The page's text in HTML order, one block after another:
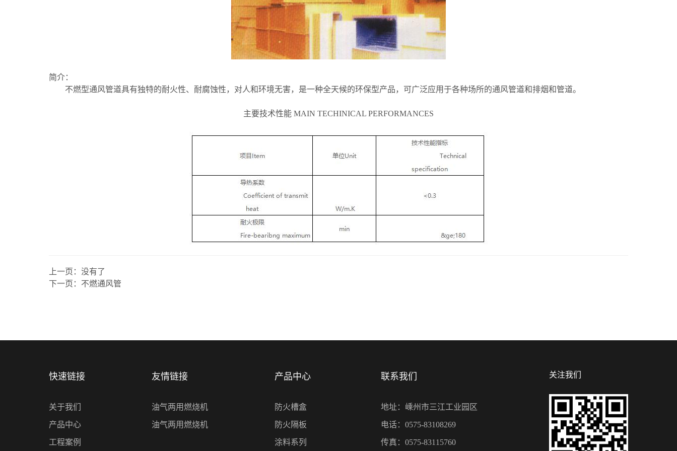
简介：
不燃型通风管道具有独特的耐火性、耐腐蚀性，对人和环境无害，是一种全天候的环保型产品，可广泛应用于各种场所的通风管道和排烟和管道。
主要技术性能 MAIN TECHINICAL PERFORMANCES
上一页： 没有了
下一页： 不燃通风管
快速链接
关于我们
产品中心
工程案例
友情链接
油气两用燃烧机
油气两用燃烧机
产品中心
防火槽盒
防火隔板
涂料系列
联系我们
地址：嵊州市三江工业园区
电话：0575-83108269
传真：0575-83115760
关注我们